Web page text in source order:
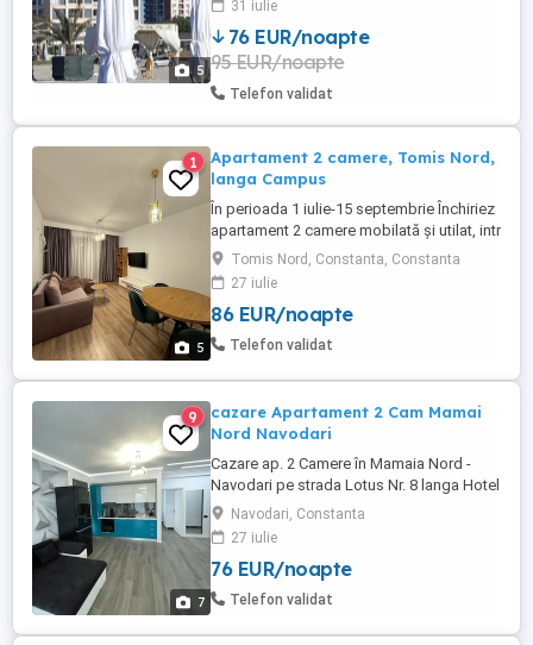
5
bucătărie utilată, baie și balcon. Dotări:
-2TV LCD de80cm si 100cm -frigider si
congelator -cuptor,plită aragaz -centrală
proprie -expresor ...
31 iulie
76 EUR/noapte
95 EUR/noapte
Telefon validat
5
1
Apartament 2 camere, Tomis Nord,
langa Campus
În perioada 1 iulie-15 septembrie Închiriez
apartament 2 camere mobilată și utilat, intr
un bloc nou, modern, recent renovat, se
află pe strada Smaraldului, lângă Campus
universitar, aproape de stațiunea Mamaia,
Satul de vacanță, City Park Mall. Dispune
de loc de parcare privat la subteran, 2 tv, 2
Tomis Nord, Constanta, Constanta
27 iulie
86 EUR/noapte
Telefon validat
7
9
cazare Apartament 2 Cam Mamai
Nord Navodari
Cazare ap. 2 Camere în Mamaia Nord -
Navodari pe strada Lotus Nr. 8 langa Hotel
Opera si White Tower , langa cluburi , loc
de parcare Privat. Cei care nu au o parcare
este o mare problema cu parcarea în
zona, 100m de plaja .Luni-Miercuri 400
noapte -,Joi Vineri Sambata Duminica 500
Navodari, Constanta
27 iulie
76 EUR/noapte
Telefon validat